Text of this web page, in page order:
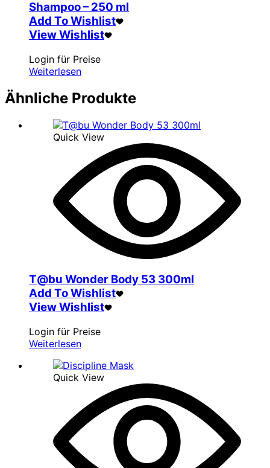
Shampoo – 250 ml
Add To Wishlist
View Wishlist
Login für Preise
Weiterlesen
Ähnliche Produkte
Quick View
T@bu Wonder Body 53 300ml
Add To Wishlist
View Wishlist
Login für Preise
Weiterlesen
Quick View